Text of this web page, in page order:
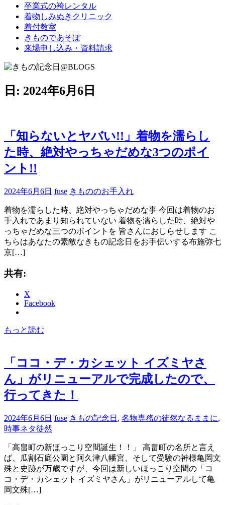
す。
卒業式の袴レンタル
着物しみぬきクリニック
着付教室
きものであそぼ
来場申し込み・資料請求
日: 2024年6月6日
「知らないとヤバい!!」着物を濡らし
た時、絶対やっちゃだめな3つのポイ
ント!!
2024年6月6日 fuse きもののお手入れ
着物を濡らした時、絶対やっちゃだめな事 今回は着物のお
手入れであまり知られていない 着物を濡らした時、絶対や
っちゃだめな三つのポイントを 皆さんにおしらせします こ
ちらはあなたの素敵なきもの記念日をお手伝いする布施弥七
京[…]
共有:
X
Facebook
もっと読む
「ココ・デ・カシェット イズミヤさ
ん」がリニューアルで完成したので、
行ってきた！
2024年6月6日 fuse きもの記念日 , 名物専務の徒然なるままに,
時事ネタ徒然
「高畠町の新ほっこり空間誕生！！」 高畠町の名所と言え
ば、瓜割石庭公園と阿久津八幡宮、そして受験の神様亀岡文
殊と史跡が万歳ですが、今回は新しいほっこり空間の「コ
コ・デ・カシェット イズミヤさん」がリニューアルして亀
岡文殊[…]